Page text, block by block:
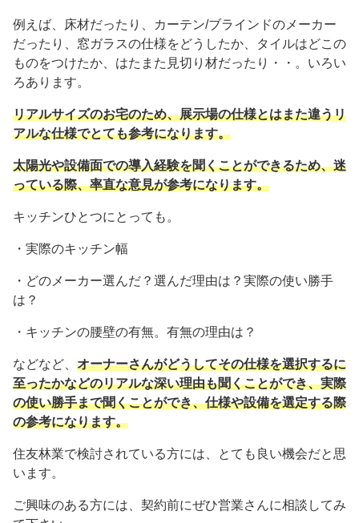
例えば、床材だったり、カーテン/ブラインドのメーカー
だったり、窓ガラスの仕様をどうしたか、タイルはどこの
ものをつけたか、はたまた見切り材だったり・・。いろい
ろあります。
リアルサイズのお宅のため、展示場の仕様とはまた違うリ
アルな仕様でとても参考になります。
太陽光や設備面での導入経験を聞くことができるため、迷
っている際、率直な意見が参考になります。
キッチンひとつにとっても。
・実際のキッチン幅
・どのメーカー選んだ？選んだ理由は？実際の使い勝手
は？
・キッチンの腰壁の有無。有無の理由は？
などなど、 オーナーさんがどうしてその仕様を選択するに
至ったかなどのリアルな深い理由も聞くことができ、実際
の使い勝手まで聞くことができ、仕様や設備を選定する際
の参考になります。
住友林業で検討されている方には、とても良い機会だと思
います。
ご興味のある方には、契約前にぜひ営業さんに相談してみ